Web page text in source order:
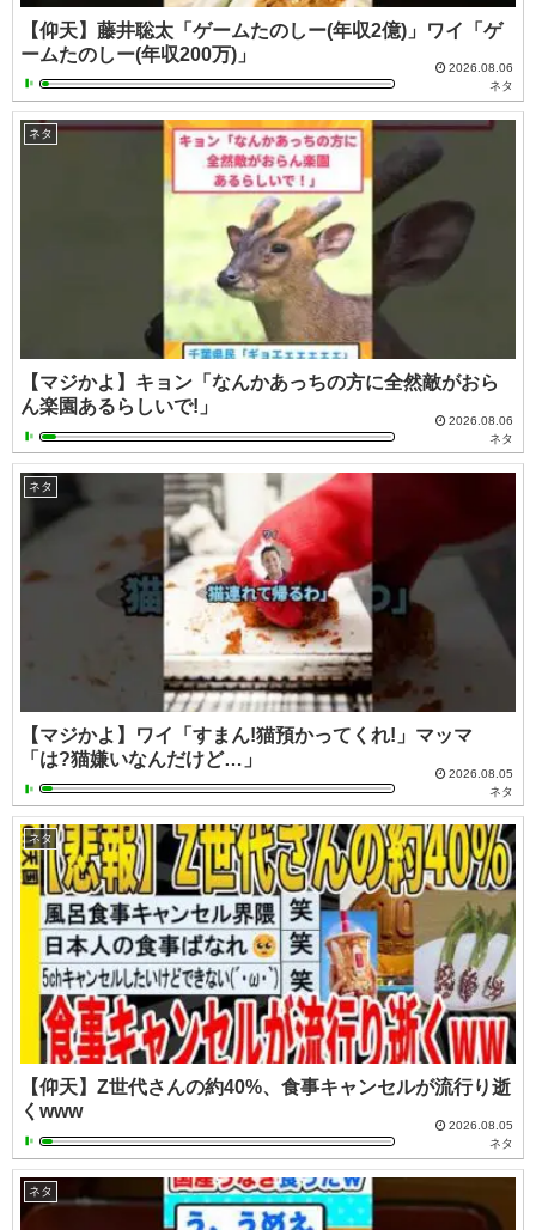
【仰天】藤井聡太「ゲームたのしー(年収2億)」ワイ「ゲ
ームたのしー(年収200万)」
2026.08.06
ネタ
ネタ
【マジかよ】キョン「なんかあっちの方に全然敵がおら
ん楽園あるらしいで!」
2026.08.06
ネタ
ネタ
【マジかよ】ワイ「すまん!猫預かってくれ!」マッマ
「は?猫嫌いなんだけど…」
2026.08.05
ネタ
ネタ
【仰天】Z世代さんの約40%、食事キャンセルが流行り逝
くwww
2026.08.05
ネタ
ネタ